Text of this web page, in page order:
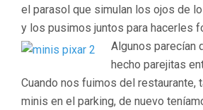
el parasol que simulan los ojos de
y los pusimos juntos para hacerles
Algunos parecían
hecho parejitas
Cuando nos fuimos del restaurante,
minis en el parking, de nuevo